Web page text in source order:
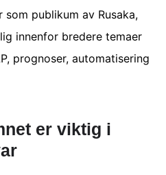
publikum av Rusaka,
innenfor bredere temaer
prognoser, automatisering
er viktig i